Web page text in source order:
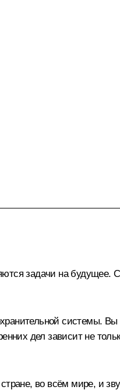
задачи на будущее.
системы. Вы
дел зависит не
во всём мире, и